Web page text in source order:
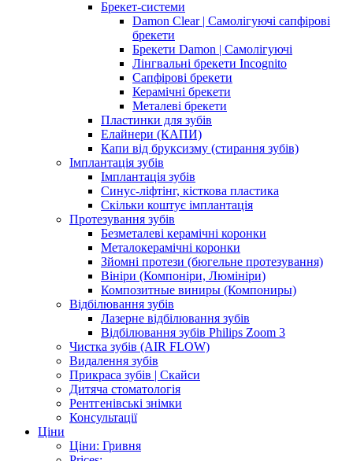
Брекет-системи
Damon Clear | Самолігуючі сапфірові
брекети
Брекети Damon | Самолігуючі
Лінгвальні брекети Incognito
Сапфірові брекети
Керамічні брекети
Металеві брекети
Пластинки для зубів
Елайнери (КАПИ)
Капи від бруксизму (стирання зубів)
Імплантація зубів
Імплантація зубів
Синус-ліфтінг, кісткова пластика
Скільки коштує імплантація
Протезування зубів
Безметалеві керамічні коронки
Металокерамічні коронки
Зйомні протези (бюгельне протезування)
Вініри (Компоніри, Люмініри)
Композитные виниры (Компониры)
Відбілювання зубів
Лазерне відбілювання зубів
Відбілювання зубів Philips Zoom 3
Чистка зубів (AIR FLOW)
Видалення зубів
Прикраса зубів | Скайси
Дитяча стоматологія
Рентгенівські знімки
Консультації
Ціни
Ціни: Гривня